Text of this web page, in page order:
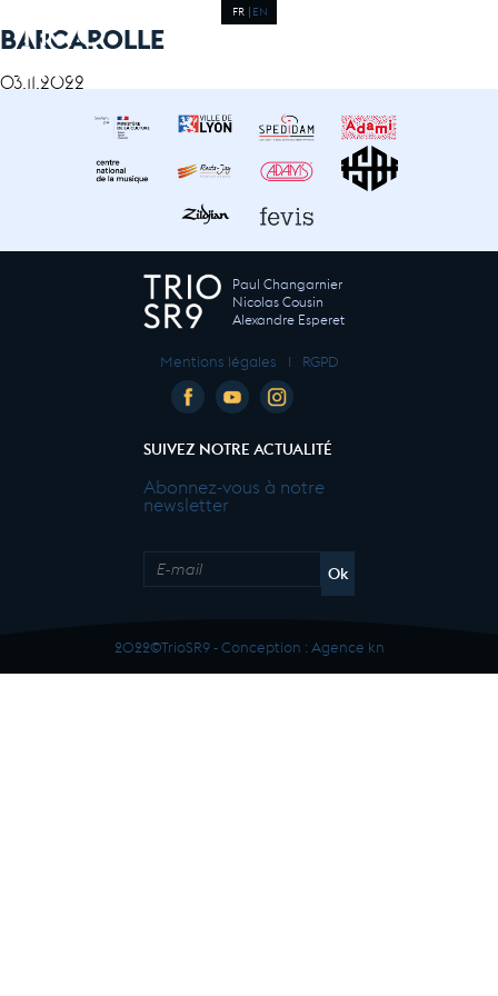
FR EN
BARCAROLLE
03.11.2022
Paul Changarnier
Nicolas Cousin
Alexandre Esperet
Mentions légales I RGPD
SUIVEZ NOTRE ACTUALITÉ
Abonnez-vous à notre
newsletter
2022©TrioSR9 - Conception : Agence kn